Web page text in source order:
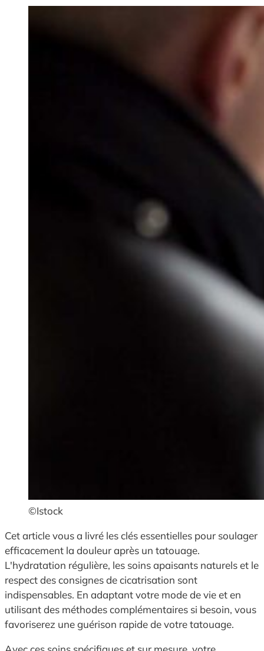
©Istock
Cet article vous a livré les clés essentielles pour soulager
efficacement la douleur après un tatouage.
L'hydratation régulière, les soins apaisants naturels et le
respect des consignes de cicatrisation sont
indispensables. En adaptant votre mode de vie et en
utilisant des méthodes complémentaires si besoin, vous
favoriserez une guérison rapide de votre tatouage.